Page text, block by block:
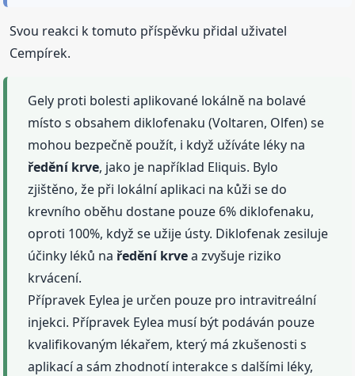
Svou reakci k tomuto příspěvku přidal uživatel
Cempírek.
Gely proti bolesti aplikované lokálně na bolavé
místo s obsahem diklofenaku (Voltaren, Olfen) se
mohou bezpečně použít, i když užíváte léky na
ředění krve, jako je například Eliquis. Bylo
zjištěno, že při lokální aplikaci na kůži se do
krevního oběhu dostane pouze 6% diklofenaku,
oproti 100%, když se užije ústy. Diklofenak zesiluje
účinky léků na ředění krvea zvyšuje riziko
krvácení.
Přípravek Eylea je určen pouze pro intravitreální
injekci. Přípravek Eylea musí být podáván pouze
kvalifikovaným lékařem, který má zkušenosti s
aplikací a sám zhodnotí interakce s dalšími léky,